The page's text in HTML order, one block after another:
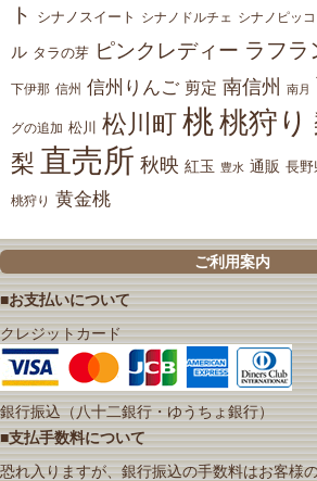
ト
シナノスイート シナノドルチェ シナノピッコ
ル タラの芽 ピンクレディー ラフラ
下伊那 信州 信州りんご 剪定 南信州 南月
グの追加 松川 松川町 桃桃狩り
梨 直売所 秋映 紅玉 豊水 通販 長野
桃狩り 黄金桃
ご利用案内
■お支払いについて
クレジットカード
銀行振込（八十二銀行・ゆうちょ銀行）
■支払手数料について
恐れ入りますが、銀行振込の手数料はお客様